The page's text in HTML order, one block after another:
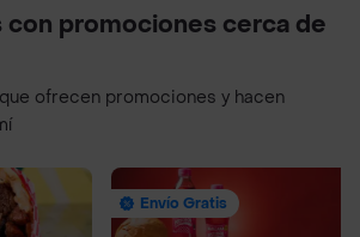
con promociones cerca de
ofrecen promociones y hacen
Envío Gratis